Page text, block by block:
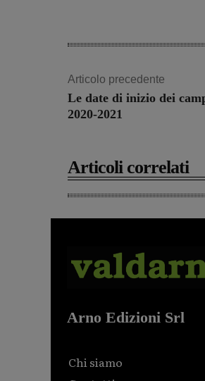
Articolo precedente
Le date di inizio dei
2020-2021
Articoli correlati
Arno Edizioni Srl
Chi siamo